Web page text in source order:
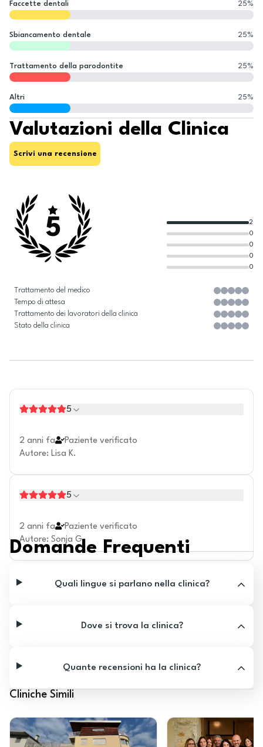
Faccette dentali 25%
Sbiancamento dentale 25%
Trattamento della parodontite 25%
Altri 25%
Valutazioni della Clinica
Scrivi una recensione
5
0
0
0
0
2
Trattamento del medico
Tempo di attesa
Trattamento dei lavoratori della clinica
Stato della clinica
5
2 anni fa
Paziente verificato
Autore: Lisa K.
5
2 anni fa
Paziente verificato
Autore: Sonja G.
Domande Frequenti
Quali lingue si parlano nella clinica?
Dove si trova la clinica?
Quante recensioni ha la clinica?
Cliniche Simili